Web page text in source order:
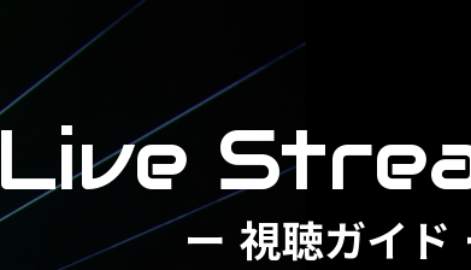
Live
ー 視聴ガイド